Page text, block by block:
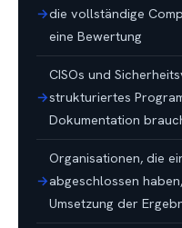
die vollständige
eine Bewertung
CISOs und
strukturiertes
Dokumentation
Organisationen, die
abgeschlossen
Umsetzung der